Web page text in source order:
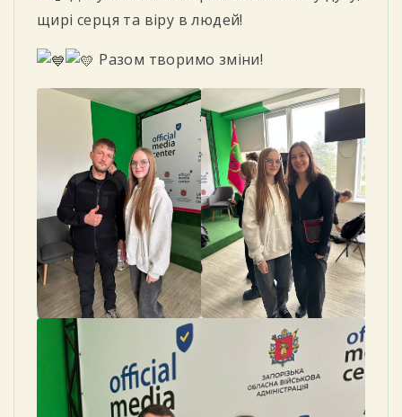
щирі серця та віру в людей!
Разом творимо зміни!